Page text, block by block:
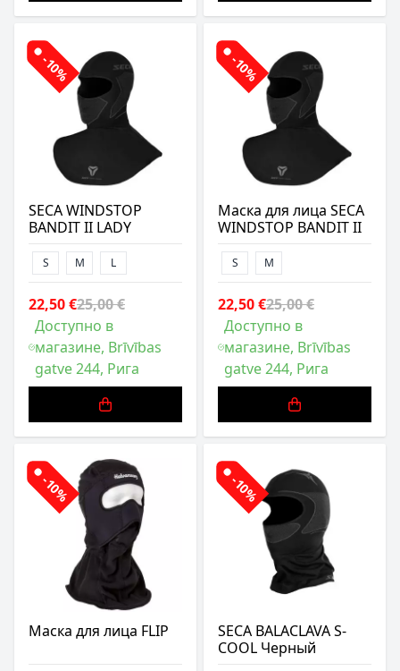
-10%
SECA WINDSTOP
BANDIT II LADY
S M L
22,50 €25,00 €
Доступно в
магазине, Brīvības
gatve 244, Рига
-10%
Маска для лица SECA
WINDSTOP BANDIT II
S M
22,50 €25,00 €
Доступно в
магазине, Brīvības
gatve 244, Рига
-10%
Маска для лица FLIP
-10%
SECA BALACLAVA S-
COOL Черный